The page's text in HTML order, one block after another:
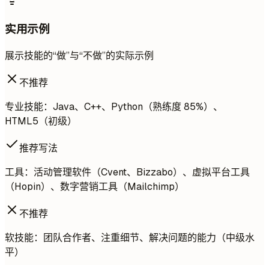
实用示例
展示技能的“做”与“不做”的实际示例
不推荐
专业技能：Java、C++、Python（熟练度 85%）、
HTML5（初级）
推荐写法
工具：活动管理软件（Cvent、Bizzabo）、虚拟平台工具
（Hopin）、数字营销工具（Mailchimp）
不推荐
软技能：团队合作者、注重细节、解决问题的能力（中级水
平）